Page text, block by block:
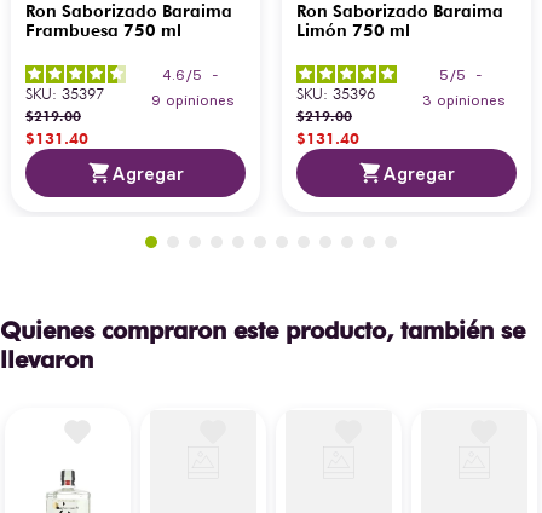
Ron Saborizado Baraima
Frambuesa 750 ml
4.6 /5
-
9 opiniones
SKU: 35397
$219.00
$131.40
Agregar
Ron Saborizado Baraima
Limón 750 ml
5 /5
-
3 opiniones
SKU: 35396
$219.00
$131.40
Agregar
Quienes compraron este producto, también se
llevaron